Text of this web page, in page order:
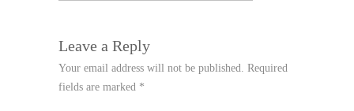
Leave a Reply
Your email address will not be published. Required
fields are marked *